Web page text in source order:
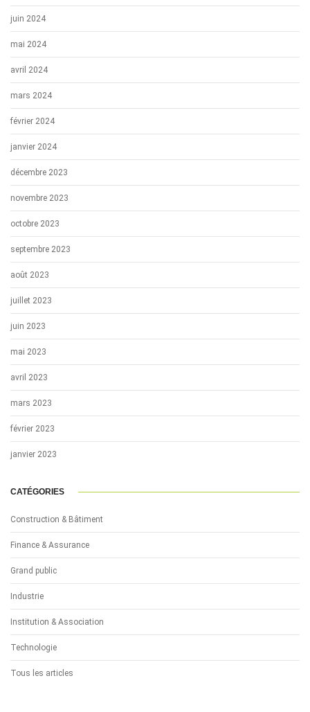
juin 2024
mai 2024
avril 2024
mars 2024
février 2024
janvier 2024
décembre 2023
novembre 2023
octobre 2023
septembre 2023
août 2023
juillet 2023
juin 2023
mai 2023
avril 2023
mars 2023
février 2023
janvier 2023
CATÉGORIES
Construction & Bâtiment
Finance & Assurance
Grand public
Industrie
Institution & Association
Technologie
Tous les articles